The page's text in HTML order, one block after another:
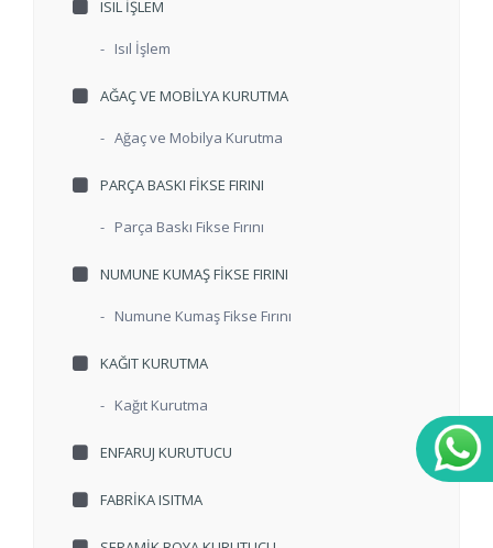
ISIL IŞLEM
- Isıl İşlem
AĞAÇ VE MOBILYA KURUTMA
- Ağaç ve Mobilya Kurutma
PARÇA BASKI FIKSE FIRINI
- Parça Baskı Fikse Fırını
NUMUNE KUMAŞ FIKSE FIRINI
- Numune Kumaş Fikse Fırını
KAĞIT KURUTMA
- Kağıt Kurutma
ENFARUJ KURUTUCU
FABRIKA ISITMA